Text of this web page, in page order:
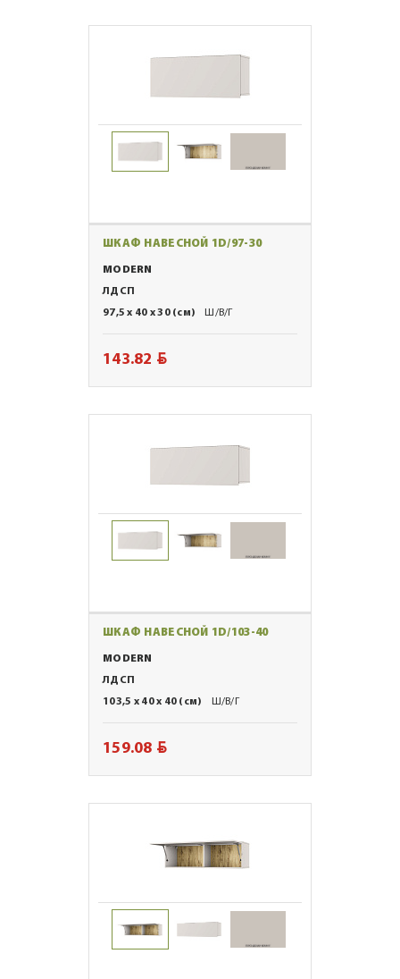
ШКАФ НАВЕСНОЙ 1D/97-30
MODERN
ЛДСП
97,5 x 40 x 30 (см)
Ш/В/Г
143.82 BYN
ШКАФ НАВЕСНОЙ 1D/103-40
MODERN
ЛДСП
103,5 x 40 x 40 (см)
Ш/В/Г
159.08 BYN